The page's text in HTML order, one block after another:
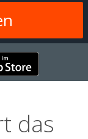
das